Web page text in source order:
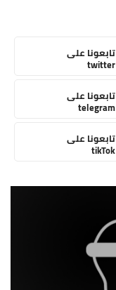
تابعونا على
twitter
تابعونا على
telegram
تابعونا على
tikTok